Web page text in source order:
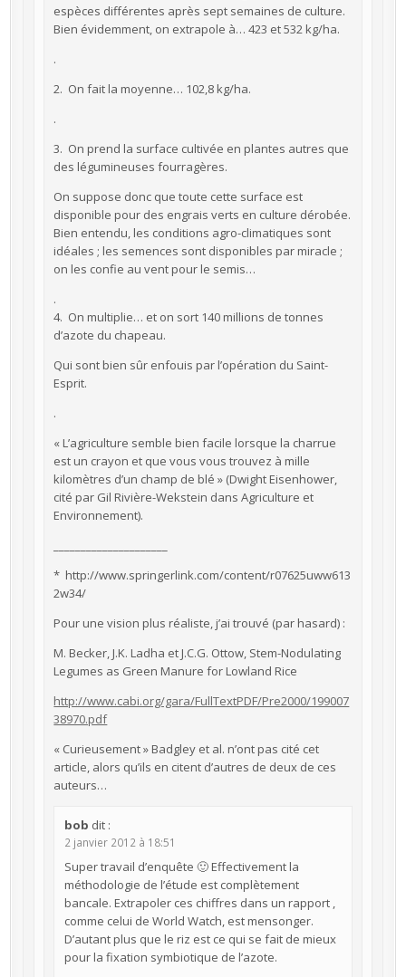
espèces différentes après sept semaines de culture.
Bien évidemment, on extrapole à… 423 et 532 kg/ha.
.
2. On fait la moyenne… 102,8 kg/ha.
.
3. On prend la surface cultivée en plantes autres que
des légumineuses fourragères.
On suppose donc que toute cette surface est
disponible pour des engrais verts en culture dérobée.
Bien entendu, les conditions agro-climatiques sont
idéales ; les semences sont disponibles par miracle ;
on les confie au vent pour le semis…
.
4. On multiplie… et on sort 140 millions de tonnes
d’azote du chapeau.
Qui sont bien sûr enfouis par l’opération du Saint-
Esprit.
.
« L’agriculture semble bien facile lorsque la charrue
est un crayon et que vous vous trouvez à mille
kilomètres d’un champ de blé » (Dwight Eisenhower,
cité par Gil Rivière-Wekstein dans Agriculture et
Environnement).
* http://www.springerlink.com/content/r07625uww613
2w34/
Pour une vision plus réaliste, j’ai trouvé (par hasard) :
M. Becker, J.K. Ladha et J.C.G. Ottow, Stem-Nodulating
Legumes as Green Manure for Lowland Rice
http://www.cabi.org/gara/FullTextPDF/Pre2000/199007
38970.pdf
« Curieusement » Badgley et al. n’ont pas cité cet
article, alors qu’ils en citent d’autres de deux de ces
auteurs…
bob dit :
2 janvier 2012 à 18:51
Super travail d’enquête 🙂 Effectivement la
méthodologie de l’étude est complètement
bancale. Extrapoler ces chiffres dans un rapport ,
comme celui de World Watch, est mensonger.
D’autant plus que le riz est ce qui se fait de mieux
pour la fixation symbiotique de l’azote.